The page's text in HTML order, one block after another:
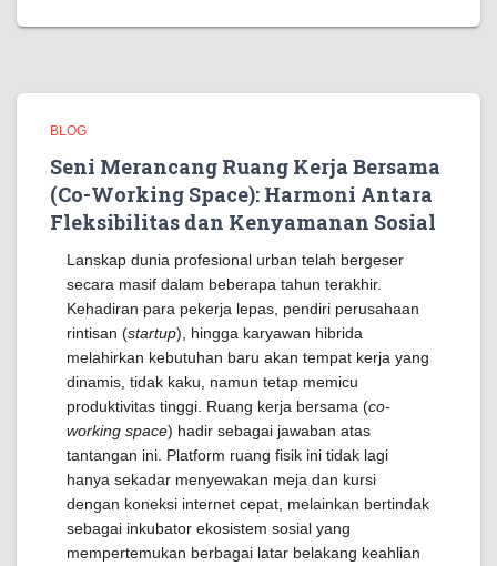
BLOG
Seni Merancang Ruang Kerja Bersama
(Co-Working Space): Harmoni Antara
Fleksibilitas dan Kenyamanan Sosial
Lanskap dunia profesional urban telah bergeser
secara masif dalam beberapa tahun terakhir.
Kehadiran para pekerja lepas, pendiri perusahaan
rintisan (startup), hingga karyawan hibrida
melahirkan kebutuhan baru akan tempat kerja yang
dinamis, tidak kaku, namun tetap memicu
produktivitas tinggi. Ruang kerja bersama (co-
working space) hadir sebagai jawaban atas
tantangan ini. Platform ruang fisik ini tidak lagi
hanya sekadar menyewakan meja dan kursi
dengan koneksi internet cepat, melainkan bertindak
sebagai inkubator ekosistem sosial yang
mempertemukan berbagai latar belakang keahlian